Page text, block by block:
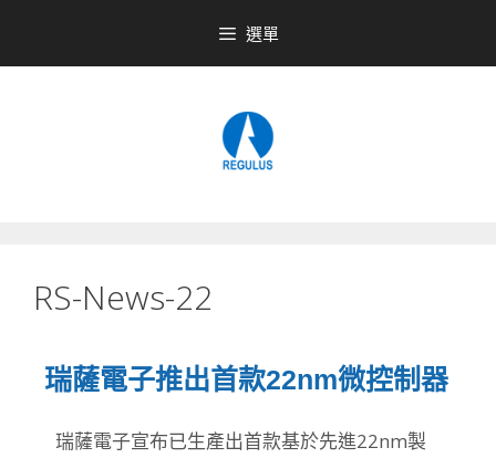
選單
RS-News-22
瑞薩電子推出首款22nm微控制器
瑞薩電子宣布已生產出首款基於先進22nm製